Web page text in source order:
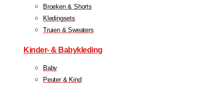
Broeken & Shorts
Kledingsets
Truien & Sweaters
Kinder- & Babykleding
Baby
Peuter & Kind